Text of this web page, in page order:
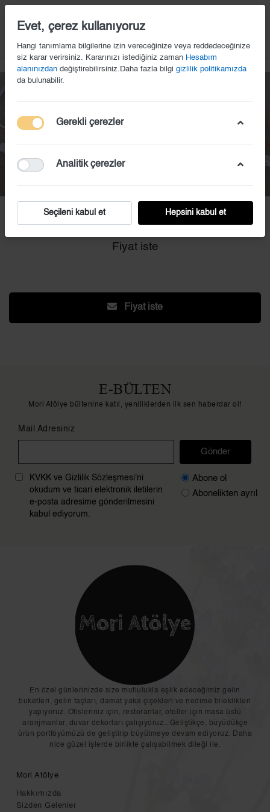
TAÇ (12)
Fiyat iste
Fiyat iste
E-BÜLTEN
Mori Atölye bültenine katıl, yeniliklerden ilk sen haberdar ol!
Mail Adresiniz
Gönder
KVKK ve Gizlilik Sözleşmesi'ni
okudum ve ticari elektronik iletilerin
e-posta adresime gönderilmesini
kabul ediyorum.
Abone ol
Abonelikten ayrıl
En özel günlerinizde size mutlulukla eşlik edeceğimiz gelin
buketleri, gelin taçları, damat yaka çiçekleri ve nedime bileklikleri
yapıyoruz. Ofisleriniz için, restoranlar, oteller için masa üstü
aranjmanlar, duvar dekorları çalışıyoruz.. Geliştikçe, büyüdükçe
ürün portföyümüzü de geliştirip büyütmeye devam ediyoruz. Daha
nice güzel işlerde birlikte çalışabilmek dileği ile.
Mori Atölye
Hakkımızda
Sizden Gelenler
Evet, çerez kullanıyoruz
Hangi tanımlama bilgilerine izin vereceğinize veya reddedeceğinize
siz karar verirsiniz. Kararınızı istediğiniz zaman Hesabım
alanınızdan değiştirebilirsiniz.Daha fazla bilgi gizlilik politikamızda
da bulunabilir.
Gerekli çerezler
Analitik çerezler
Seçileni kabul et Hepsini kabul et